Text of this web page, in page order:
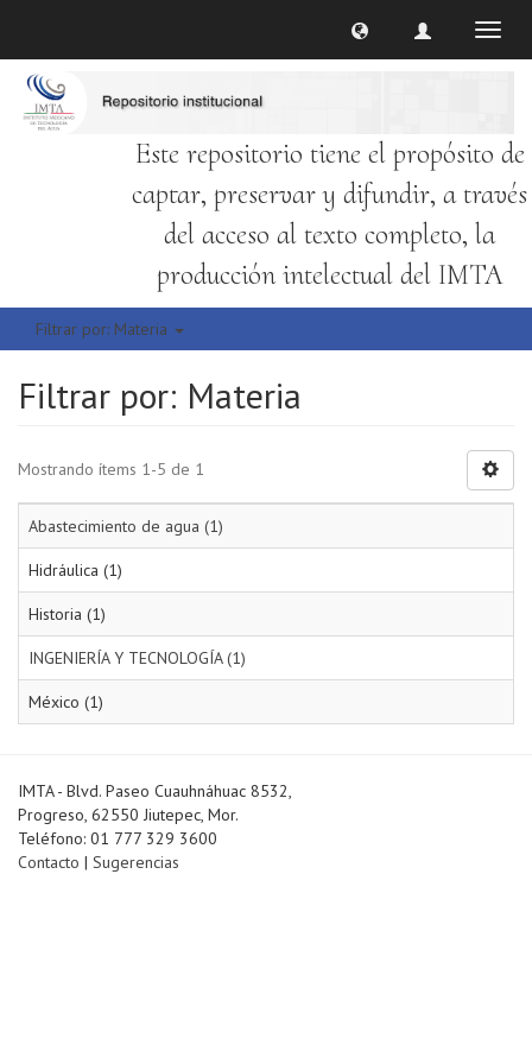
Este repositorio tiene el propósito de
captar, preservar y difundir, a través
del acceso al texto completo, la
producción intelectual del IMTA
Filtrar por: Materia
Filtrar por: Materia
Mostrando ítems 1-5 de 1
Abastecimiento de agua (1)
Hidráulica (1)
Historia (1)
INGENIERÍA Y TECNOLOGÍA (1)
México (1)
IMTA - Blvd. Paseo Cuauhnáhuac 8532,
Progreso, 62550 Jiutepec, Mor.
Teléfono: 01 777 329 3600
Contacto | Sugerencias